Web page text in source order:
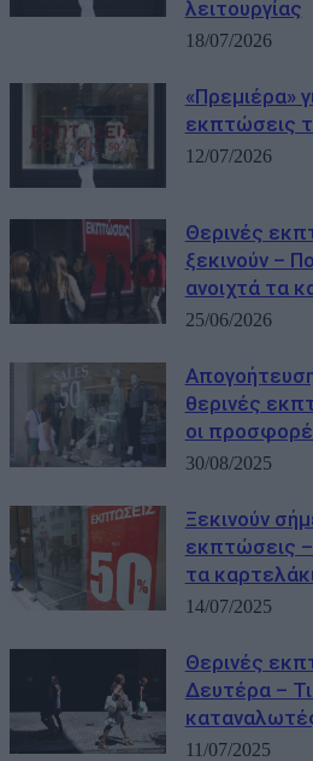
λειτουργίας
18/07/2026
«Πρεμιέρα»
εκπτώσεις
12/07/2026
Θερινές
ξεκινούν –
ανοιχτά τα
25/06/2026
θερινές
οι
30/08/2025
Ξεκινούν
εκπτώσεις
τα
14/07/2025
Θερινές
Δευτέρα –
11/07/2025